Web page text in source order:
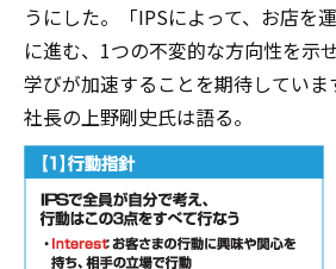
うにした。「IPSによって、お店を
に進む、1つの不変的な方向性を示
学びが加速することを期待してい
社長の上野剛史氏は語る。